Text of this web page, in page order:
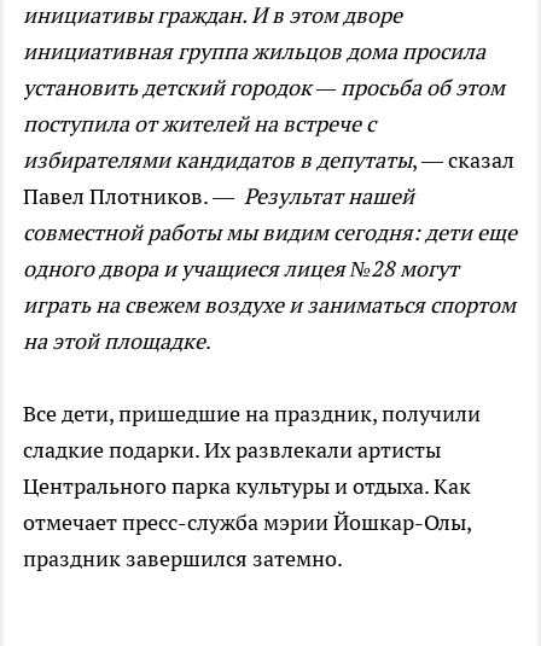
инициативы граждан. И в этом дворе
инициативная группа жильцов дома просила
установить детский городок — просьба об этом
поступила от жителей на встрече с
избирателями кандидатов в депутаты, — сказал
Павел Плотников. — Результат нашей
совместной работы мы видим сегодня: дети еще
одного двора и учащиеся лицея №28 могут
играть на свежем воздухе и заниматься спортом
на этой площадке.
Все дети, пришедшие на праздник, получили
сладкие подарки. Их развлекали артисты
Центрального парка культуры и отдыха. Как
отмечает пресс-служба мэрии Йошкар-Олы,
праздник завершился затемно.